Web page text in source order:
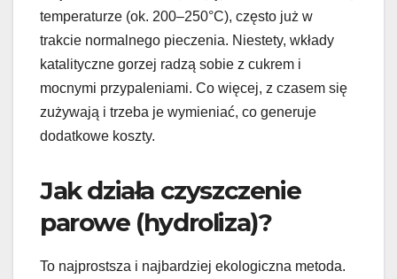
temperaturze (ok. 200–250°C), często już w
trakcie normalnego pieczenia. Niestety, wkłady
katalityczne gorzej radzą sobie z cukrem i
mocnymi przypaleniami. Co więcej, z czasem się
zużywają i trzeba je wymieniać, co generuje
dodatkowe koszty.
Jak działa czyszczenie
parowe (hydroliza)?
To najprostsza i najbardziej ekologiczna metoda.